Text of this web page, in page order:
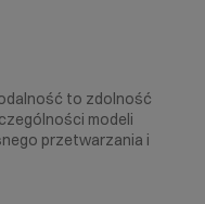
to zdolność
modeli
przetwarzania i